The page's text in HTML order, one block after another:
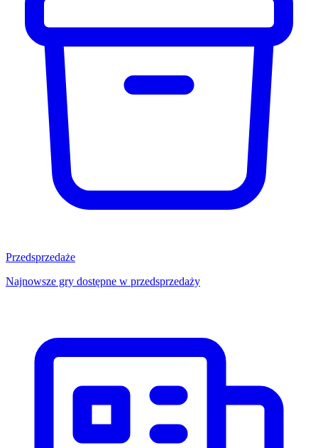
Przedsprzedaże
Najnowsze gry dostępne w przedsprzedaży